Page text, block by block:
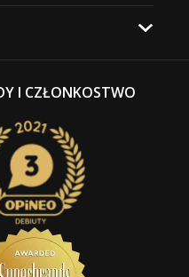
I CZŁONKOSTWO